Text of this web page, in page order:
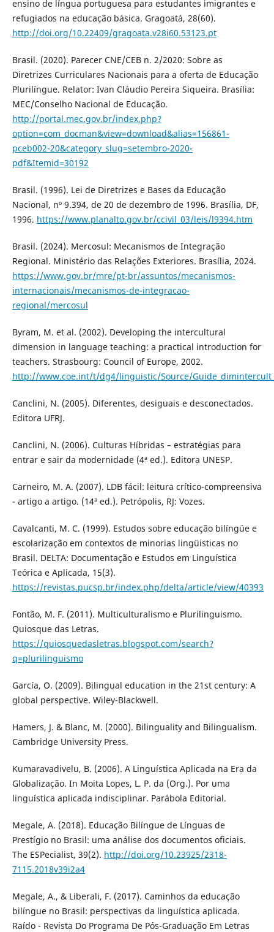
ensino de língua portuguesa para estudantes imigrantes e
refugiados na educação básica. Gragoatá, 28(60).
http://doi.org/10.22409/gragoata.v28i60.53123.pt
Brasil. (2020). Parecer CNE/CEB n. 2/2020: Sobre as
Diretrizes Curriculares Nacionais para a oferta de Educação
Plurilíngue. Relator: Ivan Cláudio Pereira Siqueira. Brasília:
MEC/Conselho Nacional de Educação.
http://portal.mec.gov.br/index.php?
option=com_docman&view=download&alias=156861-
pceb002-20&category_slug=setembro-2020-
pdf&Itemid=30192
Brasil. (1996). Lei de Diretrizes e Bases da Educação
Nacional, nº 9.394, de 20 de dezembro de 1996. Brasília, DF,
1996. https://www.planalto.gov.br/ccivil_03/leis/l9394.htm
Brasil. (2024). Mercosul: Mecanismos de Integração
Regional. Ministério das Relações Exteriores. Brasília, 2024.
https://www.gov.br/mre/pt-br/assuntos/mecanismos-
internacionais/mecanismos-de-integracao-
regional/mercosul
Byram, M. et al. (2002). Developing the intercultural
dimension in language teaching: a practical introduction for
teachers. Strasbourg: Council of Europe, 2002.
http://www.coe.int/t/dg4/linguistic/Source/
Canclini, N. (2005). Diferentes, desiguais e desconectados.
Editora UFRJ.
Canclini, N. (2006). Culturas Híbridas – estratégias para
entrar e sair da modernidade (4ª ed.). Editora UNESP.
Carneiro, M. A. (2007). LDB fácil: leitura crítico-compreensiva
- artigo a artigo. (14ª ed.). Petrópolis, RJ: Vozes.
Cavalcanti, M. C. (1999). Estudos sobre educação bilíngüe e
escolarização em contextos de minorias lingüisticas no
Brasil. DELTA: Documentação e Estudos em Linguística
Teórica e Aplicada, 15(3).
https://revistas.pucsp.br/index.php/delta/article/view/40393
Fontão, M. F. (2011). Multiculturalismo e Plurilinguismo.
Quiosque das Letras.
https://quiosquedasletras.blogspot.com/search?
q=plurilinguismo
García, O. (2009). Bilingual education in the 21st century: A
global perspective. Wiley-Blackwell.
Hamers, J. & Blanc, M. (2000). Bilinguality and Bilingualism.
Cambridge University Press.
Kumaravadivelu, B. (2006). A Linguística Aplicada na Era da
Globalização. In Moita Lopes, L. P. da (Org.). Por uma
linguística aplicada indisciplinar. Parábola Editorial.
Megale, A. (2018). Educação Bilíngue de Línguas de
Prestígio no Brasil: uma análise dos documentos oficiais.
The ESPecialist, 39(2). http://doi.org/10.23925/2318-
7115.2018v39i2a4
Megale, A., & Liberali, F. (2017). Caminhos da educação
bilíngue no Brasil: perspectivas da linguística aplicada.
Raído - Revista Do Programa De Pós-Graduação Em Letras